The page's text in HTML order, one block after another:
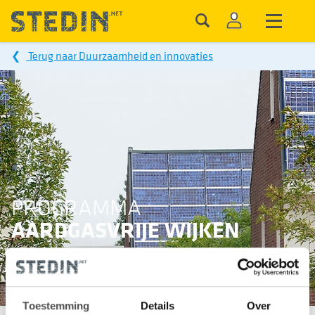
Toestemming Details Over
❮ Terug naar Duurzaamheid en innovaties
PROGRAMMA
AARDGASVRIJE WIJKEN